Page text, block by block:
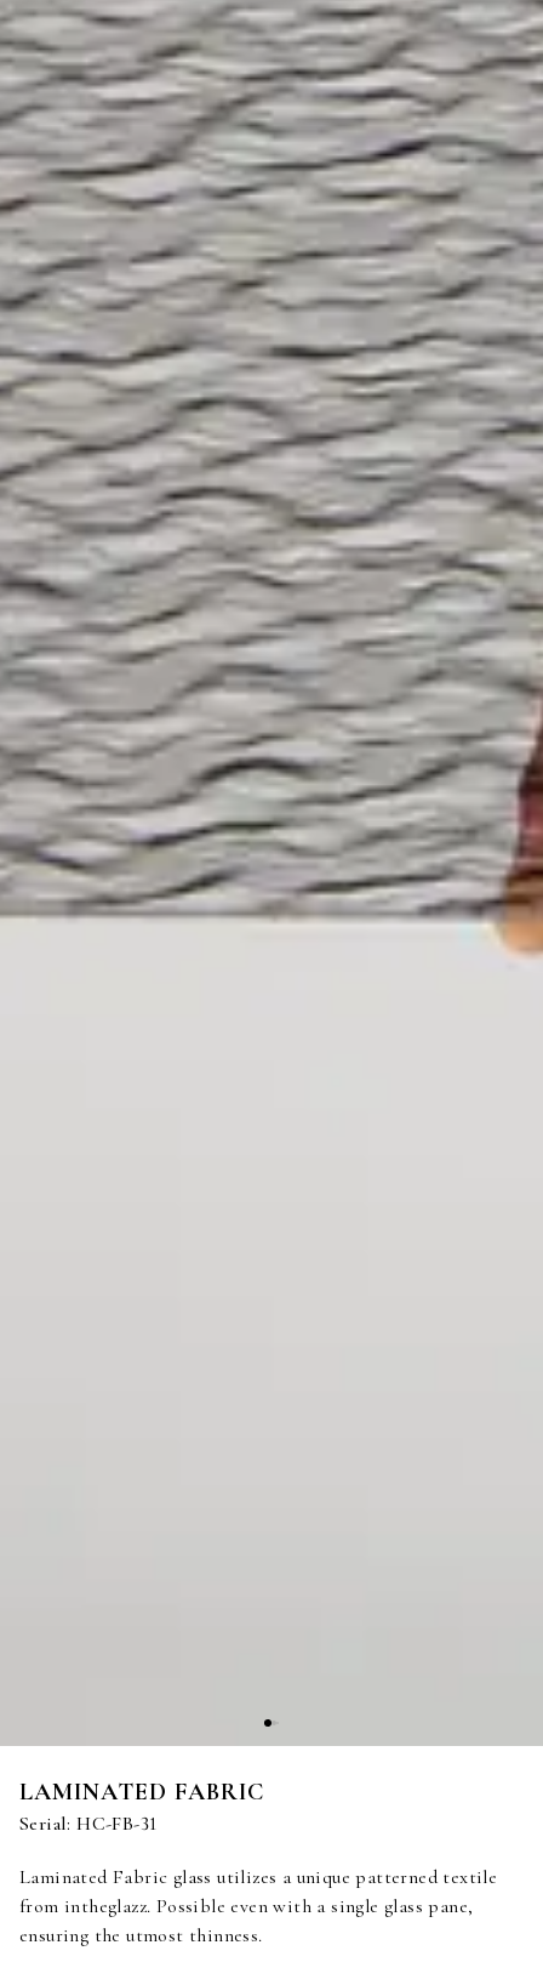
LAMINATED FABRIC
Serial:HC-FB-31
Laminated Fabric glass utilizes a unique patterned textile
from intheglazz. Possible even with a single glass pane,
ensuring the utmost thinness.